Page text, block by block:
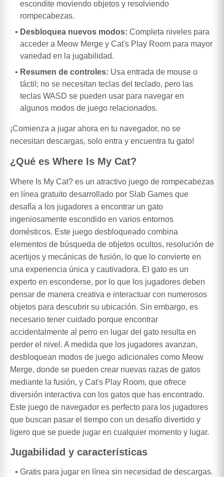
escondite moviendo objetos y resolviendo
rompecabezas.
Desbloquea nuevos modos: Completa niveles para
acceder a Meow Merge y Cat's Play Room para mayor
variedad en la jugabilidad.
Resumen de controles: Usa entrada de mouse o
táctil; no se necesitan teclas del teclado, pero las
teclas WASD se pueden usar para navegar en
algunos modos de juego relacionados.
¡Comienza a jugar ahora en tu navegador, no se
necesitan descargas, solo entra y encuentra tu gato!
¿Qué es Where Is My Cat?
Where Is My Cat? es un atractivo juego de rompecabezas
en línea gratuito desarrollado por Slab Games que
desafía a los jugadores a encontrar un gato
ingeniosamente escondido en varios entornos
domésticos. Este juego desbloqueado combina
elementos de búsqueda de objetos ocultos, resolución de
acertijos y mecánicas de fusión, lo que lo convierte en
una experiencia única y cautivadora. El gato es un
experto en esconderse, por lo que los jugadores deben
pensar de manera creativa e interactuar con numerosos
objetos para descubrir su ubicación. Sin embargo, es
necesario tener cuidado porque encontrar
accidentalmente al perro en lugar del gato resulta en
perder el nivel. A medida que los jugadores avanzan,
desbloquean modos de juego adicionales como Meow
Merge, donde se pueden crear nuevas razas de gatos
mediante la fusión, y Cat's Play Room, que ofrece
diversión interactiva con los gatos que has encontrado.
Este juego de navegador es perfecto para los jugadores
que buscan pasar el tiempo con un desafío divertido y
ligero que se puede jugar en cualquier momento y lugar.
Jugabilidad y características
Gratis para jugar en línea sin necesidad de descargas.